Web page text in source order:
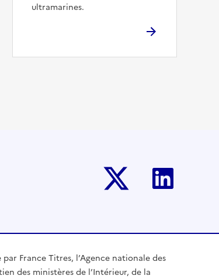
ultramarines.
France Titres, l’Agence nationale des
des ministères de l’Intérieur, de la